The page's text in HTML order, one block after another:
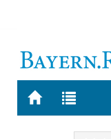
Zur
Zur